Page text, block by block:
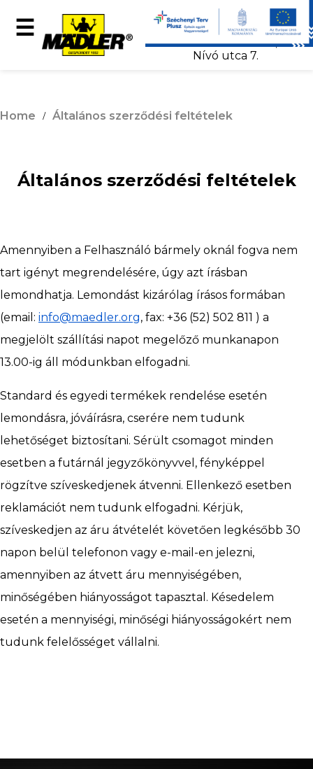
+36 52 502 810
info@maedler.org
4031 Debrecen,
Nívó utca 7.
for
quotation
Order
Newsletter
☰
Home Általános szerződési feltételek
Általános szerződési feltételek
Amennyiben a Felhasználó bármely oknál fogva nem
tart igényt megrendelésére, úgy azt írásban
lemondhatja. Lemondást kizárólag írásos formában
(email: info@maedler.org, fax: +36 (52) 502 811 ) a
megjelölt szállítási napot megelőző munkanapon
13.00-ig áll módunkban elfogadni.
Standard és egyedi termékek rendelése esetén
lemondásra, jóváírásra, cserére nem tudunk
lehetőséget biztosítani. Sérült csomagot minden
esetben a futárnál jegyzőkönyvvel, fényképpel
rögzítve szíveskedjenek átvenni. Ellenkező esetben
reklamációt nem tudunk elfogadni. Kérjük,
szíveskedjen az áru átvételét követően legkésőbb 30
napon belül telefonon vagy e-mail-en jelezni,
amennyiben az átvett áru mennyiségében,
minőségében hiányosságot tapasztal. Késedelem
esetén a mennyiségi, minőségi hiányosságokért nem
tudunk felelősséget vállalni.